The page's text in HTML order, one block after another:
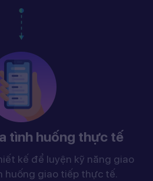
tình huống thực tế
kế để luyện kỹ năng giao
huống giao tiếp thực tế.